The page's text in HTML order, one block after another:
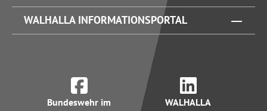
WALHALLA INFORMATIONSPORTAL
Bundeswehr im
WALHALLA